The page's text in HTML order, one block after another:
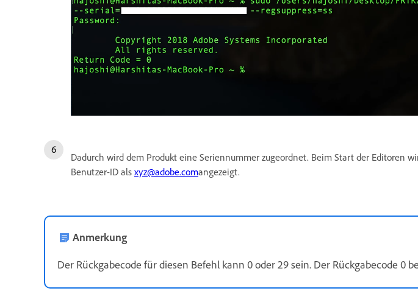
Dadurch wird dem Produkt eine Seriennummer zugeordnet. Beim Start der Editoren
Benutzer-ID als xyz@adobe.comangezeigt.
Anmerkung
Der Rückgabecode für diesen Befehl kann 0 oder 29 sein. Der Rückgabecode 0